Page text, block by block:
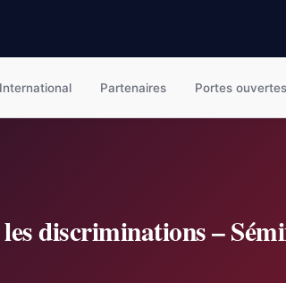
International Partenaires Portes
discriminations –